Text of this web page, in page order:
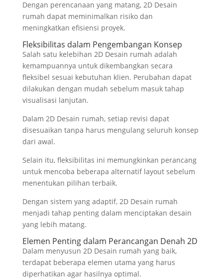
Dengan perencanaan yang matang, 2D Desain
rumah dapat meminimalkan risiko dan
meningkatkan efisiensi proyek.
Fleksibilitas dalam Pengembangan Konsep
Salah satu kelebihan 2D Desain rumah adalah
kemampuannya untuk dikembangkan secara
fleksibel sesuai kebutuhan klien. Perubahan dapat
dilakukan dengan mudah sebelum masuk tahap
visualisasi lanjutan.
Dalam 2D Desain rumah, setiap revisi dapat
disesuaikan tanpa harus mengulang seluruh konsep
dari awal.
Selain itu, fleksibilitas ini memungkinkan perancang
untuk mencoba beberapa alternatif layout sebelum
menentukan pilihan terbaik.
Dengan sistem yang adaptif, 2D Desain rumah
menjadi tahap penting dalam menciptakan desain
yang lebih matang.
Elemen Penting dalam Perancangan Denah 2D
Dalam menyusun 2D Desain rumah yang baik,
terdapat beberapa elemen utama yang harus
diperhatikan agar hasilnya optimal.